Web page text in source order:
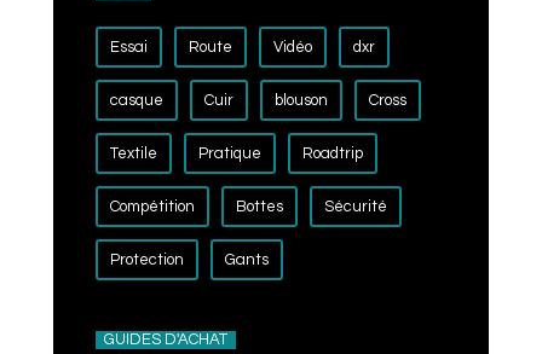
Essai Route Vidéo dxr
casque Cuir blouson Cross
Textile Pratique Roadtrip
Compétition Bottes Sécurité
Protection Gants
GUIDES D'ACHAT